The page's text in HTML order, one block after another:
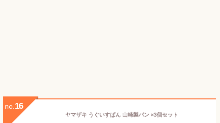
no. 16
ヤマザキ うぐいすぱん 山崎製パン ×3個セット